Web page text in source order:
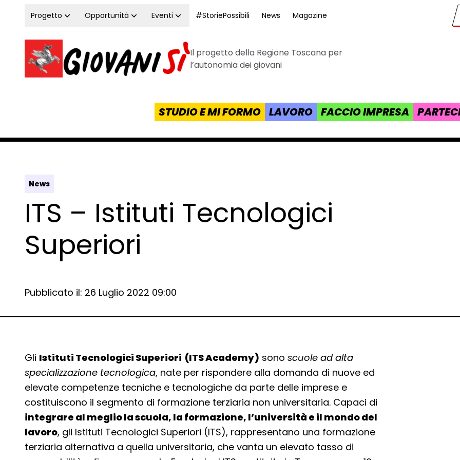
Vai al contenuto
Progetto Opportunità Eventi #StoriePossibili News Magazine
Homepage Giovanisì - Progetto della Regione Toscana
Il progetto della Regione Toscana per
l’autonomia dei giovani
STUDIO E MI FORMO LAVORO FACCIO IMPRESA
News
ITS – Istituti Tecnologici
Superiori
Data e ora:
Pubblicato il: 26 Luglio 2022 09:00
Dettagli articolo
Gli Istituti Tecnologici Superiori (ITS Academy) sono scuole ad alta
specializzazione tecnologica, nate per rispondere alla domanda di nuove ed
elevate competenze tecniche e tecnologiche da parte delle imprese e
costituiscono il segmento di formazione terziaria non universitaria. Capaci di
integrare al meglio la scuola, la formazione, l’università e il mondo del
lavoro, gli Istituti Tecnologici Superiori (ITS), rappresentano una formazione
terziaria alternativa a quella universitaria, che vanta un elevato tasso di